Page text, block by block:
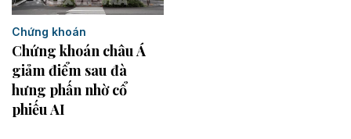
Chứng khoán
Chứng khoán châu Á
giảm điểm sau đà
hưng phấn nhờ cổ
phiếu AI